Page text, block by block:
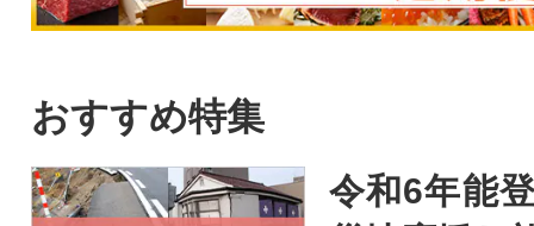
おすすめ特集
令和6年能